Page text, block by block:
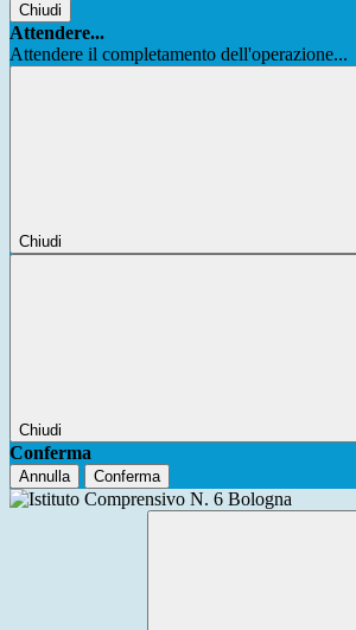
Chiudi
Attendere...
Attendere il completamento dell'operazione...
Chiudi
Chiudi
Conferma
Annulla Conferma